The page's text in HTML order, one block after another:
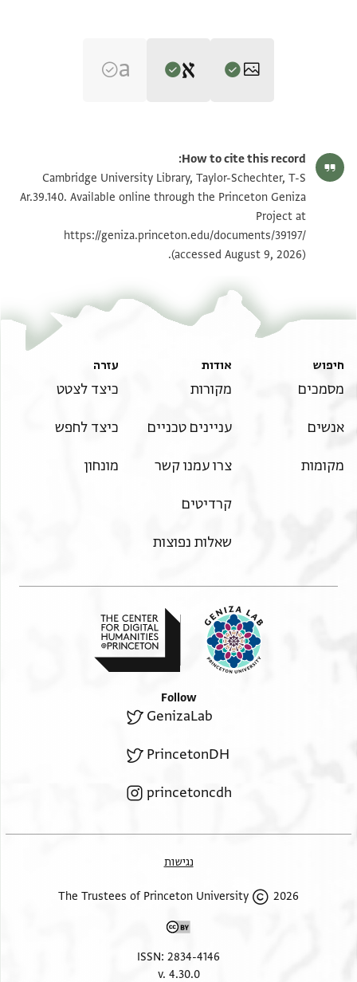
Yusuf Umrethwala and Alan Elbaum's digital edition (2024).
الديوان(؟) اسعده الله(؟) الكريم الاخص الاوحد
الريس المفضل المخدوم زين الدين سيد الامرا
فخر الخواص عمدة الملوك ثقة السلاطين
خليل امير المؤمنين ادام الله نعمته واعلا كلمته وحرس
تمجيدد{ه}(؟) وصحته بعد وصف الشوق الى خدمته
T-S Ar.39.140 1r הגדל וסובב
תנאי היתר שימוש בתצלום
How to cite this record:
Cambridge University Library, Taylor-Schechter, T-S
Ar.39.140. Available online through the Princeton Geniza
Project at
https://geniza.princeton.edu/documents/39197/
(accessed August 9, 2026).
חיפוש
מסמכים
אנשים
מקומות
אודות
מקורות
עניינים טכניים
צרו עמנו קשר
קרדיטים
שאלות נפוצות
עזרה
כיצד לצטט
כיצד לחפש
מונחון
Follow
GenizaLab
PrincetonDH
princetoncdh
נגישות
2026 The Trustees of Princeton University
ISSN: 2834-4146
v. 4.30.0